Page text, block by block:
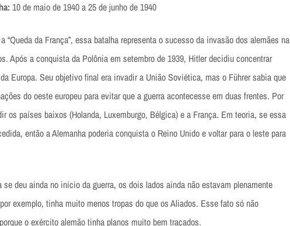
10 de maio de 1940 a 25 de junho de 1940
“Queda da França”, essa batalha representa o sucesso da invasão dos alemães na
Após a conquista da Polônia em setembro de 1939, Hitler decidiu concentrar
Europa. Seu objetivo final era invadir a União Soviética, mas o Führer sabia que
do oeste europeu para evitar que a guerra acontecesse em duas frentes. Por
os países baixos (Holanda, Luxemburgo, Bélgica) e a França. Em teoria, se essa
então a Alemanha poderia conquista o Reino Unido e voltar para o leste para
se deu ainda no início da guerra, os dois lados ainda não estavam plenamente
exemplo, tinha muito menos tropas do que os Aliados. Esse fato só não
o exército alemão tinha planos muito bem traçados.